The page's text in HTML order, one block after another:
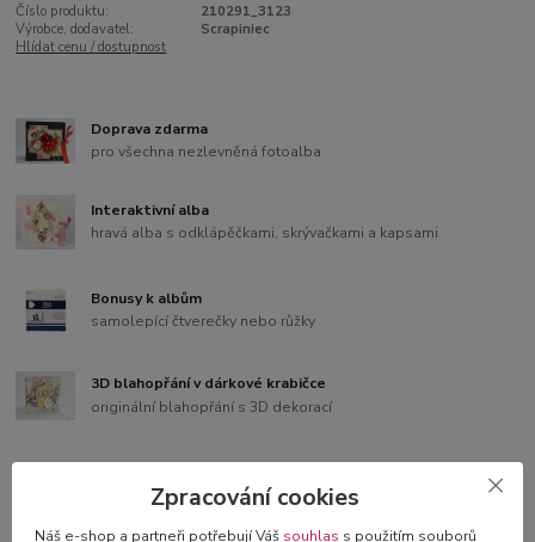
Číslo produktu:
210291_3123
Výrobce, dodavatel:
Scrapiniec
Hlídat cenu / dostupnost
Doprava zdarma
pro všechna nezlevněná fotoalba
Interaktivní alba
hravá alba s odklápěčkami, skrývačkami a kapsami
Bonusy k albům
samolepící čtverečky nebo růžky
3D blahopřání v dárkové krabičce
originální blahopřání s 3D dekorací
Zpracování cookies
Náš e-shop a partneři potřebují Váš souhlas s použitím souborů